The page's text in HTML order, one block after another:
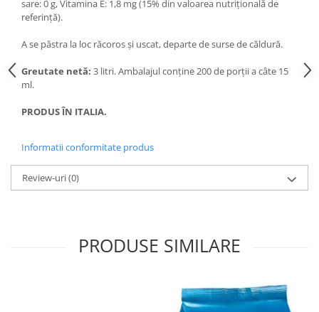
sare: 0 g, Vitamina E: 1,8 mg (15% din valoarea nutrițională de
referință).
A se păstra la loc răcoros și uscat, departe de surse de căldură.
Greutate netă: 3 litri. Ambalajul conține 200 de porții a câte 15
ml.
PRODUS ÎN ITALIA.
Informatii conformitate produs
Review-uri(0)
PRODUSE SIMILARE